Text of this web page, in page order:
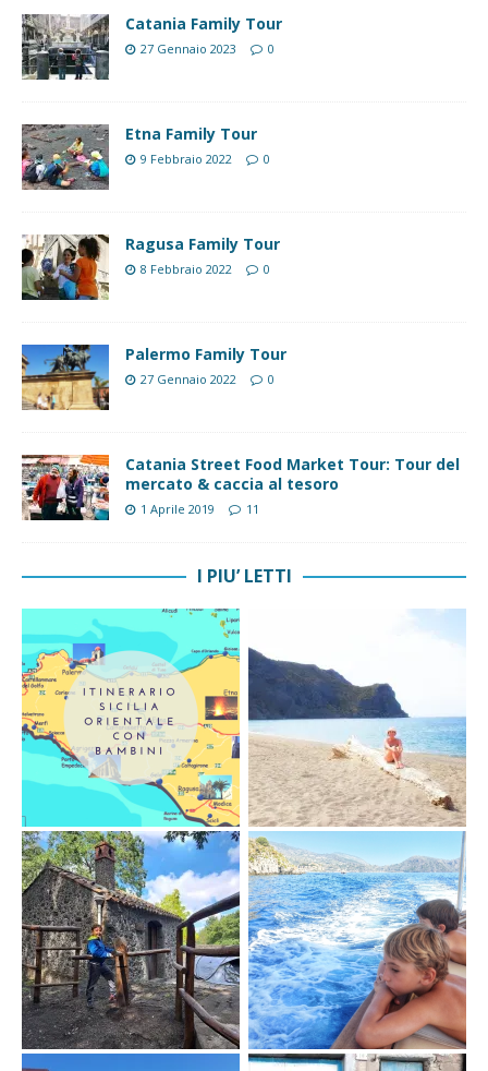
Catania Family Tour
27 Gennaio 2023 0
Etna Family Tour
9 Febbraio 2022 0
Ragusa Family Tour
8 Febbraio 2022 0
Palermo Family Tour
27 Gennaio 2022 0
Catania Street Food Market Tour: Tour del
mercato & caccia al tesoro
1 Aprile 2019 11
I PIU’ LETTI